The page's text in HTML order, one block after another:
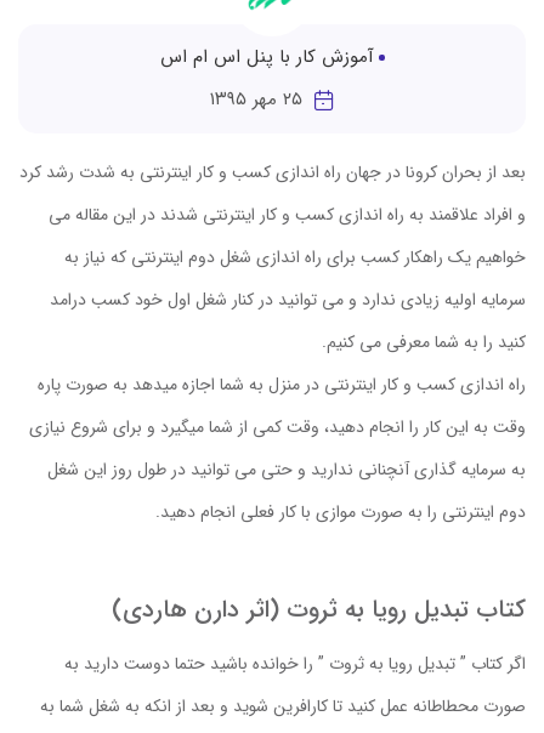
آموزش کار با پنل اس ام اس
بعد از بحران کرونا در جهان راه اندازی کسب و کار اینترنتی به شدت رشد کرد
و افراد علاقمند به راه اندازی کسب و کار اینترنتی شدند در این مقاله می
خواهیم یک راهکار کسب برای راه اندازی شغل دوم اینترنتی که نیاز به
سرمایه اولیه زیادی ندارد و می توانید در کنار شغل اول خود کسب درامد
کنید را به شما معرفی می کنیم.
راه اندازی کسب و کار اینترنتی در منزل به شما اجازه میدهد به صورت پاره
وقت به این کار را انجام دهید، وقت کمی از شما میگیرد و برای شروع نیازی
به سرمایه گذاری آنچنانی ندارید و حتی می توانید در طول روز این شغل
دوم اینترنتی را به صورت موازی با کار فعلی انجام دهید.
کتاب تبدیل رویا به ثروت (اثر دارن هاردی)
اگر کتاب ” تبدیل رویا به ثروت ” را خوانده باشید حتما دوست دارید به
صورت محطاطانه عمل کنید تا کارافرین شوید و بعد از انکه به شغل شما به